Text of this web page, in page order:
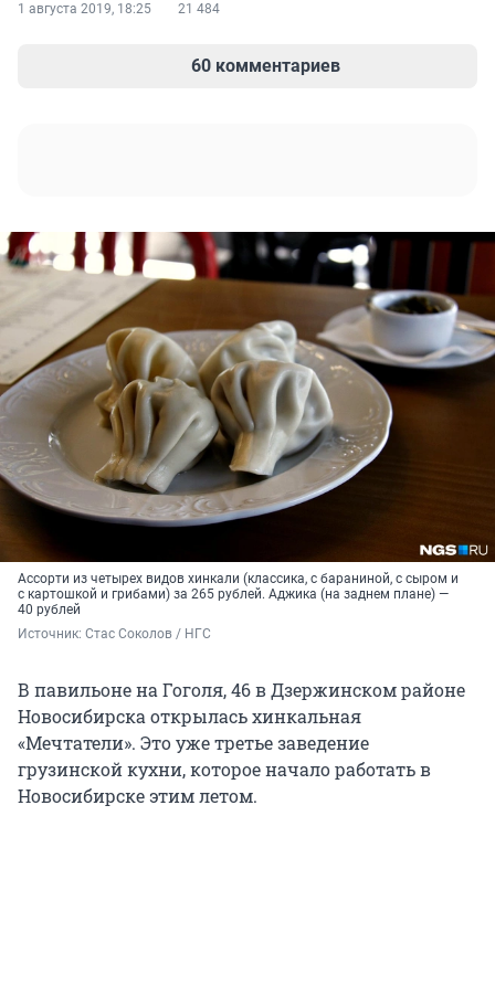
1 августа 2019, 18:25 21 484
60 комментариев
Ассорти из четырех видов хинкали (классика, с бараниной, с сыром и
с картошкой и грибами) за 265 рублей. Аджика (на заднем плане) —
40 рублей
Источник: Стас Соколов / НГС
В павильоне на Гоголя, 46 в Дзержинском районе
Новосибирска открылась хинкальная
«Мечтатели». Это уже третье заведение
грузинской кухни, которое начало работать в
Новосибирске этим летом.